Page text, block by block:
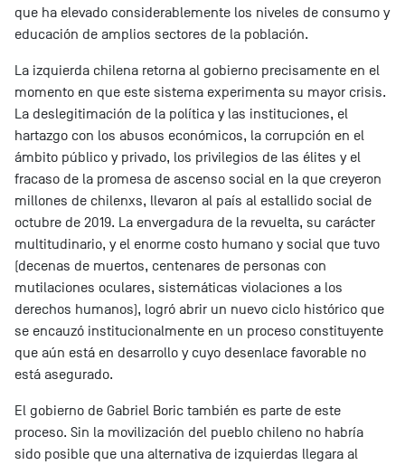
que ha elevado considerablemente los niveles de consumo y
educación de amplios sectores de la población.
La izquierda chilena retorna al gobierno precisamente en el
momento en que este sistema experimenta su mayor crisis.
La deslegitimación de la política y las instituciones, el
hartazgo con los abusos económicos, la corrupción en el
ámbito público y privado, los privilegios de las élites y el
fracaso de la promesa de ascenso social en la que creyeron
millones de chilenxs, llevaron al país al estallido social de
octubre de 2019. La envergadura de la revuelta, su carácter
multitudinario, y el enorme costo humano y social que tuvo
(decenas de muertos, centenares de personas con
mutilaciones oculares, sistemáticas violaciones a los
derechos humanos), logró abrir un nuevo ciclo histórico que
se encauzó institucionalmente en un proceso constituyente
que aún está en desarrollo y cuyo desenlace favorable no
está asegurado.
El gobierno de Gabriel Boric también es parte de este
proceso. Sin la movilización del pueblo chileno no habría
sido posible que una alternativa de izquierdas llegara al